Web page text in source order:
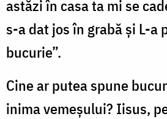
astăzi în casa ta mi se
s-a dat jos în grabă şi L-a
bucurie”.
Cine ar putea spune
inima vemeşului? Iisus,